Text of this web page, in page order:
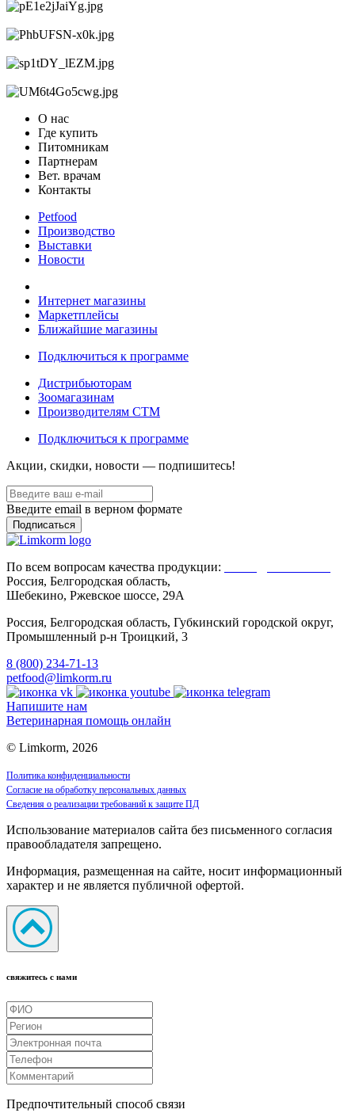
О нас
Где купить
Питомникам
Партнерам
Вет. врачам
Контакты
Petfood
Производство
Выставки
Новости
Интернет магазины
Маркетплейсы
Ближайшие магазины
Подключиться к программе
Дистрибьюторам
Зоомагазинам
Производителям CTM
Подключиться к программе
Акции, скидки, новости — подпишитесь!
Введите email в верном формате
По всем вопросам качества продукции:
Россия, Белгородская область,
Шебекино, Ржевское шоссе, 29А
Россия, Белгородская область, Губкинский городской округ,
Промышленный р-н Троицкий, 3
8 (800) 234-71-13
petfood@limkorm.ru
Напишите нам
Ветеринарная помощь онлайн
© Limkorm, 2026
Политика конфиденциальности
Согласие на обработку персональных данных
Сведения о реализации требований к защите ПД
Использование материалов сайта без письменного согласия
правообладателя запрещено.
Информация, размещенная на сайте, носит информационный
характер и не является публичной офертой.
свяжитесь с нами
Предпочтительный способ связи